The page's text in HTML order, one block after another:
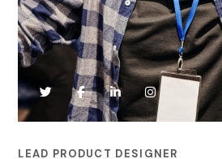
LEAD PRODUCT DESIGNER